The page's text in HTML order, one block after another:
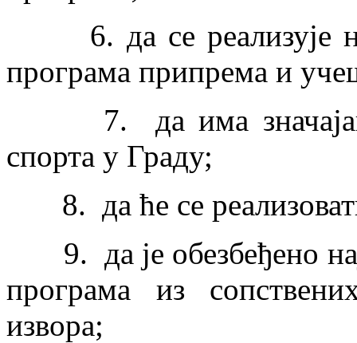
6. да се реализује
програма припрема и
7. да има значајан и
спорта у Граду;
8. да ће се
9. да је обезбеђено
програма из
извора;